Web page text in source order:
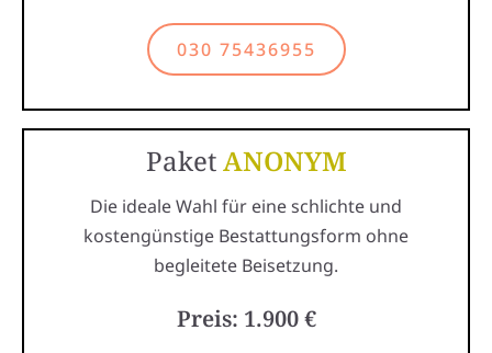
030 75436955
PaketANONYM
Die ideale Wahl für eine schlichte und
kostengünstige Bestattungsform ohne
begleitete Beisetzung.
Preis: 1.900 €